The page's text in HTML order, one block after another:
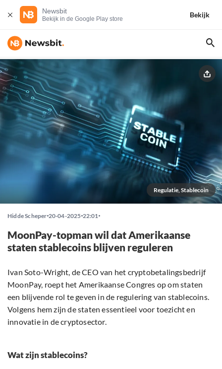
Newsbit
Bekijk in de Google Play store
Bekijk
Regulatie, Stablecoin
Hidde Scheper 20-04-2025 22:01
MoonPay-topman wil dat Amerikaanse
staten stablecoins blijven reguleren
Ivan Soto-Wright, de CEO van het cryptobetalingsbedrijf
MoonPay, roept het Amerikaanse Congres op om staten
een blijvende rol te geven in de regulering van stablecoins.
Volgens hem zijn de staten essentieel voor toezicht en
innovatie in de cryptosector.
Wat zijn stablecoins?